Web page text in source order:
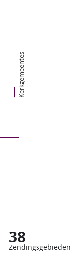
Kerkgemeentes
38
Zendingsgebieden